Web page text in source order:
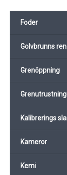
Foder
Golvbrunns
Grenöppning
Grenutrustning
Kalibrerings
Kameror
Kemi